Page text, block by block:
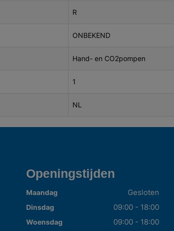
R
ONBEKEND
Hand- en CO2pompen
1
NL
Openingstijden
Maandag Gesloten
Dinsdag 09:00 - 18:00
Woensdag 09:00 - 18:00